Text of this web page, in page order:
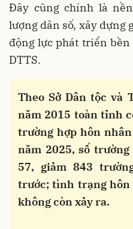
Đây cũng chính là
lượng dân số, xây dựng
động lực phát triển
DTTS.
Theo Sở Dân tộc và
năm 2015 toàn tỉnh
trường hợp hôn
năm 2025, số
57, giảm 843
trước; tình trạng hôn
không còn xảy ra.